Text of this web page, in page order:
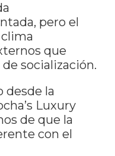
pero el
que
socialización.
desde la
Luxury
de que la
con el